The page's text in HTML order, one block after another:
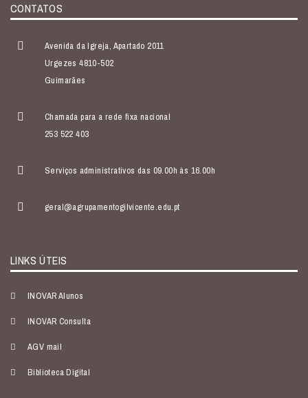
CONTATOS
Avenida da Igreja, Apartado 2011
Urgezes 4810-502
Guimarães
Chamada para a rede fixa nacional
253 522 403
Serviços administrativos das 09.00h às 16.00h
geral@agrupamentogilvicente.edu.pt
LINKS ÚTEIS
INOVAR Alunos
INOVAR Consulta
AGV mail
Biblioteca Digital